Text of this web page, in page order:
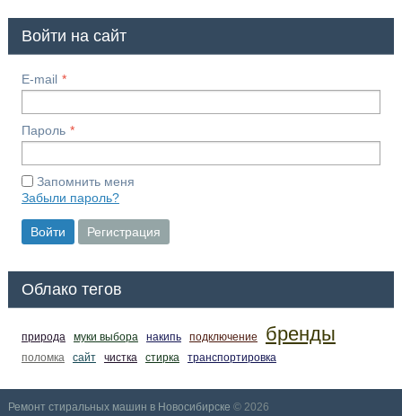
Войти на сайт
E-mail
Пароль
Запомнить меня
Забыли пароль?
Войти Регистрация
Облако тегов
природа муки выбора накипь подключение бренды
поломка сайт чистка стирка транспортировка
Ремонт стиральных машин в Новосибирске © 2026